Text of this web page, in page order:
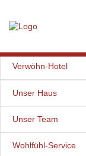
Verwöhn-Hotel
Unser Haus
Unser Team
Wohlfühl-Service